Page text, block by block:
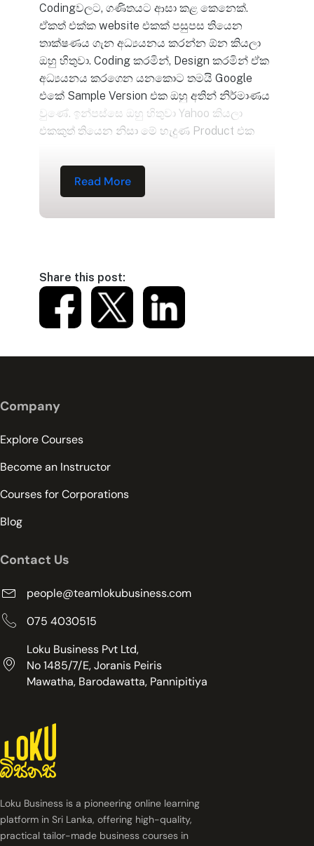
Codingවලට, ගණිතයට ආසා කළ කෙනෙක්.
ඒකත් එක්ක website එකක් පසුපස තියෙන
තාක්ෂණය ගැන අධ්‍යයනය කරන්න ඕන කියලා
ඔහු හිතුවා. Coding කරමින්, Design කරමින් ඒක
අධ්‍යයනය කරගෙන යනකොට තමයි Google
එකේ Sample Version එක ඔහු අතින් නිර්මාණය
වුණේ. ඉන්පස්සෙ ඔහු හිතුවා Yahoo කියලා
එකකුත් තියෙන නිසා මේ හැදුණ Product එක
Read More
Share this post:
Loku Business is a pioneering online learning
platform in Sri Lanka, offering high-quality,
practical tailor-made business courses in
Company
Explore Courses
Become an Instructor
Courses for Corporations
Blog
Contact Us
people@teamlokubusiness.com
075 4030515
Loku Business Pvt Ltd,
No 1485/7/E, Joranis Peiris
Mawatha, Barodawatta, Pannipitiya